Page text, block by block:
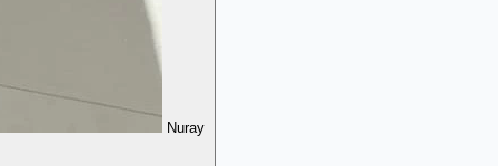
Nuray